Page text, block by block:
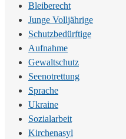
Bleiberecht
Junge Volljährige
Schutzbedürftige
Aufnahme
Gewaltschutz
Seenotrettung
Sprache
Ukraine
Sozialarbeit
Kirchenasyl